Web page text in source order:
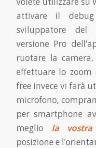
attivare il
sviluppatore del
versione Pro
ruotare la
effettuare lo
free invece vi farà
microfono,
per smartphone
meglio la vostra
posizione e